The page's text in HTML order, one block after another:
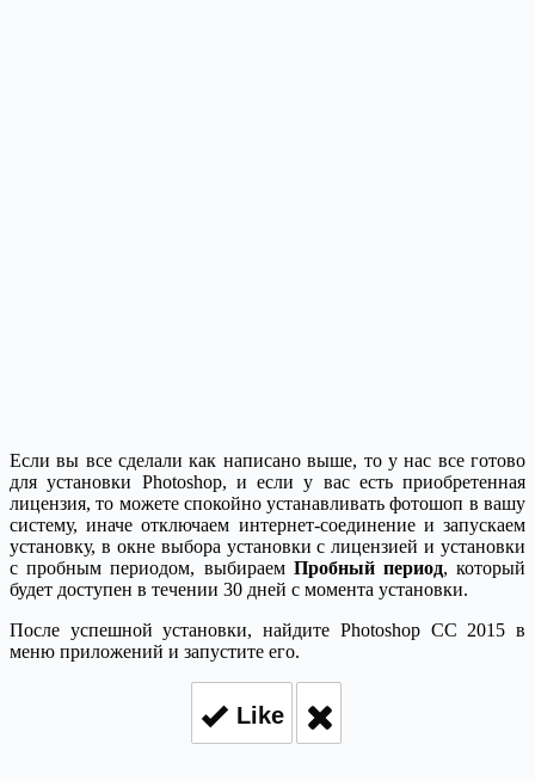
Если вы все сделали как написано выше, то у нас все готово
для установки Photoshop, и если у вас есть приобретенная
лицензия, то можете спокойно устанавливать фотошоп в вашу
систему, иначе отключаем интернет-соединение и запускаем
установку, в окне выбора установки с лицензией и установки
с пробным периодом, выбираем Пробный период, который
будет доступен в течении 30 дней с момента установки.
После успешной установки, найдите Photoshop CC 2015 в
меню приложений и запустите его.
Like